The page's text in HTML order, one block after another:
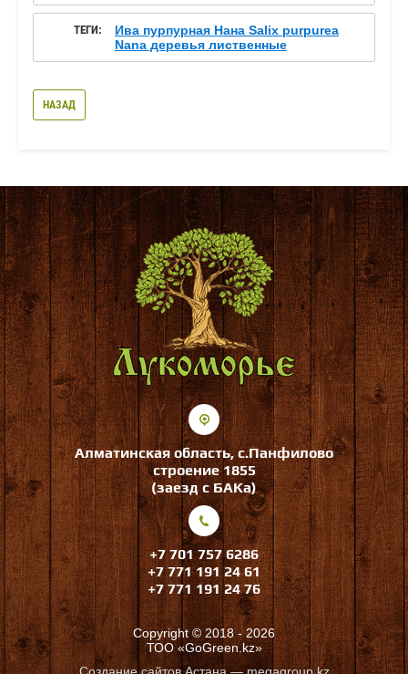
ТЕГИ:
Ива пурпурная Нана Salix purpurea
Nana деревья лиственные
НАЗАД
Алматинская область, с.Панфилово
строение 1855
(заезд с БАКа)
+7 701 757 6286
+7 771 191 24 61
+7 771 191 24 76
Copyright © 2018 - 2026
ТОО «GoGreen.kz»
Создание сайтовАстана — megagroup.kz